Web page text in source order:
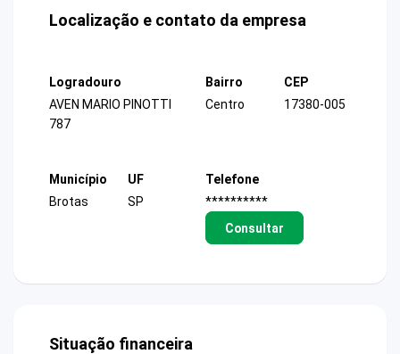
Localização e contato da empresa
Logradouro
AVEN MARIO PINOTTI
787
Bairro
Centro
CEP
17380-005
Município
Brotas
UF
SP
Telefone
**********
Consultar
Situação financeira